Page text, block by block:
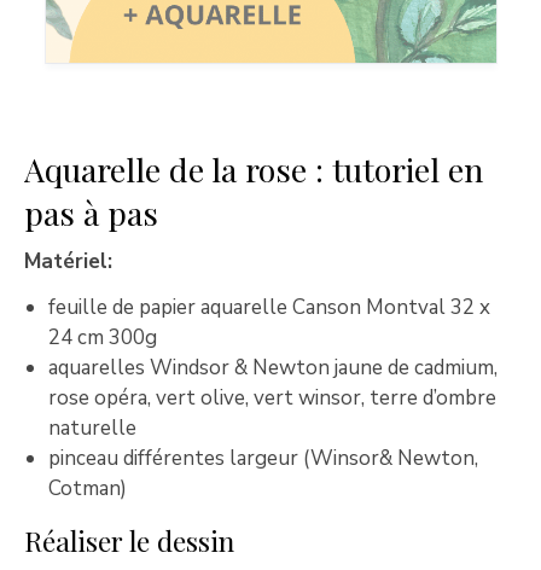
Aquarelle de la rose : tutoriel en
pas à pas
Matériel:
feuille de papier aquarelle Canson Montval 32 x
24 cm 300g
aquarelles Windsor & Newton jaune de cadmium,
rose opéra, vert olive, vert winsor, terre d’ombre
naturelle
pinceau différentes largeur (Winsor& Newton,
Cotman)
Réaliser le dessin